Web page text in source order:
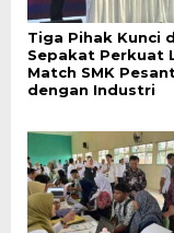
Tiga Pihak Kunci
Sepakat Perkuat
Match SMK
dengan Industri